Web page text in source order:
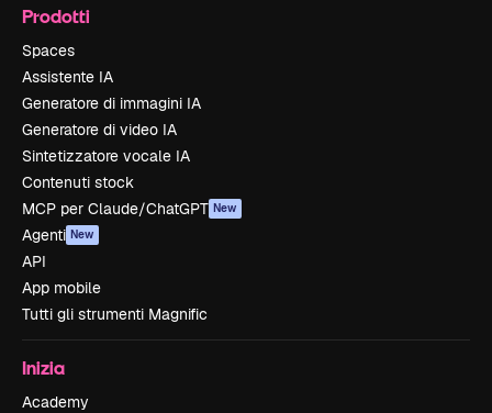
Prodotti
Spaces
Assistente IA
Generatore di immagini IA
Generatore di video IA
Sintetizzatore vocale IA
Contenuti stock
MCP per Claude/ChatGPT New
Agenti New
API
App mobile
Tutti gli strumenti Magnific
Inizia
Academy